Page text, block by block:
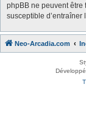
phpBB ne peuvent être
susceptible
Neo-Arcadia.com